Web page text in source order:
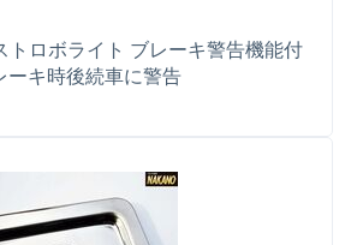
ロボライト ブレーキ警告機能付
ーキ時後続車に警告